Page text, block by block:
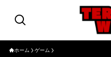
ホーム ゲーム